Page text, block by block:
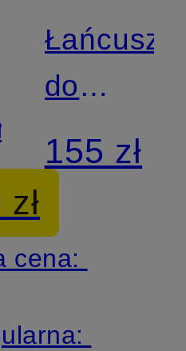
cena:
MUNICH
do
smartfona
GRACE
155 zł